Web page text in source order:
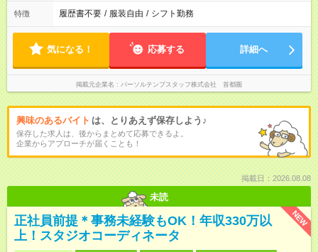
特徴 履歴書不要 / 服装自由 / シフト勤務
気になる！ 応募する 詳細へ
掲載元企業名 パーソルテンプスタッフ株式会社 首都圏
興味のあるバイト は、とりあえず保存しよう♪
保存した求人は、後からまとめて応募できるよ。
企業からアプローチが届くことも！
掲載日：2026.08.08
未読
NEW
正社員前提＊事務未経験もOK！年収330万以
上！スタジオコーディネータ